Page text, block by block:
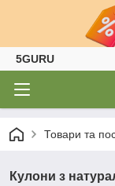
5GURU
Товари та
Кулони з